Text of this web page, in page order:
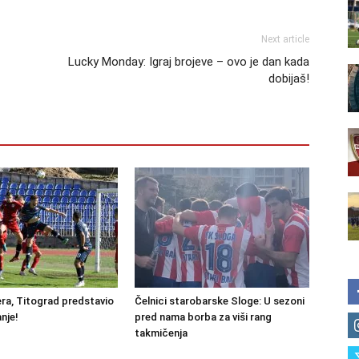
Next article
Lucky Monday: Igraj brojeve – ovo je dan kada
dobijaš!
Titograd predstavio
Čelnici starobarske Sloge: U sezoni
pred nama borba za viši rang
takmičenja